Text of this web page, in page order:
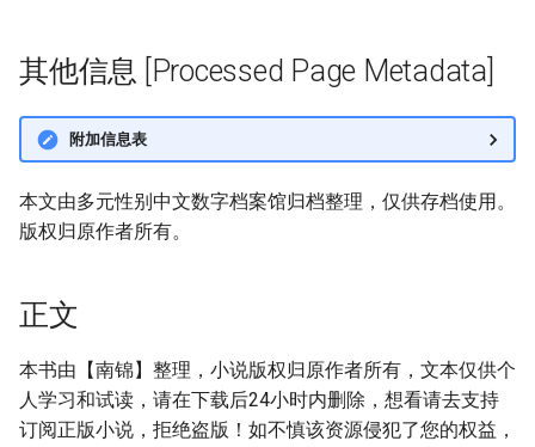
其他信息 [Processed Page Metadata]
附加信息表
本文由多元性别中文数字档案馆归档整理，仅供存档使用。
版权归原作者所有。
正文
本书由【南锦】整理，小说版权归原作者所有，文本仅供个
人学习和试读，请在下载后24小时内删除，想看请去支持
订阅正版小说，拒绝盗版！如不慎该资源侵犯了您的权益，